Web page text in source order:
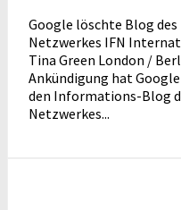
Google löschte Blog
Netzwerkes IFN
Tina Green London /
Ankündigung hat
den Informations-Blog
Netzwerkes...